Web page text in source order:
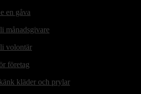
en gåva
månadsgivare
volontär
företag
kläder och prylar